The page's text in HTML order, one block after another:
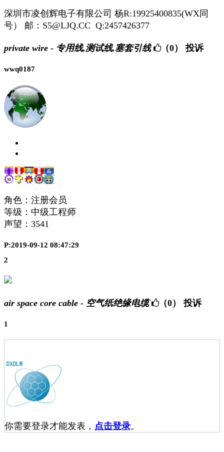
深圳市凌创辉电子有限公司 杨R:19925400835(WX同
号） 邮：S5@LJQ.CC Q:2457426377
private wire - 专用线,测试线,塞套引线 （0） 投诉
wwq0187
角色：注册会员
等级：中级工程师
声望： 3541
P:2019-09-12 08:47:29
2
air space core cable - 空气纸绝缘电缆 （0） 投诉
1
你需要登录才能发表， 点击登录。